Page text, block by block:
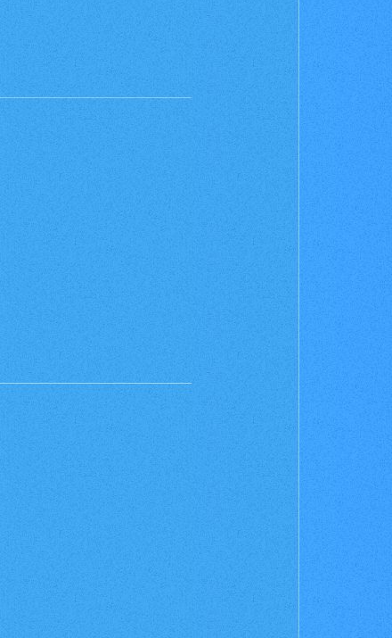
For Beginners
Products
Deck Recipe